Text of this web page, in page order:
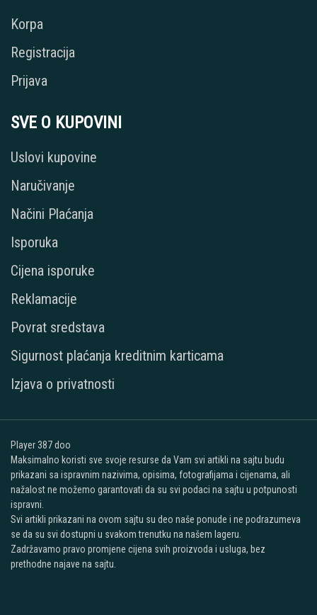
Korpa
Registracija
Prijava
SVE O KUPOVINI
Uslovi kupovine
Naručivanje
Načini Plaćanja
Isporuka
Cijena isporuke
Reklamacije
Povrat sredstava
Sigurnost plaćanja kreditnim karticama
Izjava o privatnosti
Player 387 doo
Maksimalno koristi sve svoje resurse da Vam svi artikli na sajtu budu
prikazani sa ispravnim nazivima, opisima, fotografijama i cijenama, ali
nažalost ne možemo garantovati da su svi podaci na sajtu u potpunosti
ispravni.
Svi artikli prikazani na ovom sajtu su deo naše ponude i ne podrazumeva
se da su svi dostupni u svakom trenutku na našem lageru.
Zadržavamo pravo promjene cijena svih proizvoda i usluga, bez
prethodne najave na sajtu.